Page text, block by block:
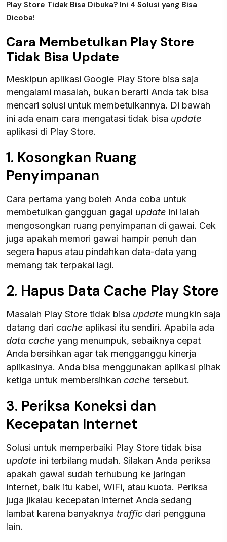
Play Store Tidak Bisa Dibuka? Ini 4 Solusi yang Bisa
Dicoba!
Cara Membetulkan Play Store
Tidak Bisa Update
Meskipun aplikasi Google Play Store bisa saja
mengalami masalah, bukan berarti Anda tak bisa
mencari solusi untuk membetulkannya. Di bawah
ini ada enam cara mengatasi tidak bisa update
aplikasi di Play Store.
1. Kosongkan Ruang
Penyimpanan
Cara pertama yang boleh Anda coba untuk
membetulkan gangguan gagal update ini ialah
mengosongkan ruang penyimpanan di gawai. Cek
juga apakah memori gawai hampir penuh dan
segera hapus atau pindahkan data-data yang
memang tak terpakai lagi.
2. Hapus Data Cache Play Store
Masalah Play Store tidak bisa update mungkin saja
datang dari cache aplikasi itu sendiri. Apabila ada
data cache yang menumpuk, sebaiknya cepat
Anda bersihkan agar tak mengganggu kinerja
aplikasinya. Anda bisa menggunakan aplikasi pihak
ketiga untuk membersihkan cache tersebut.
3. Periksa Koneksi dan
Kecepatan Internet
Solusi untuk memperbaiki Play Store tidak bisa
update ini terbilang mudah. Silakan Anda periksa
apakah gawai sudah terhubung ke jaringan
internet, baik itu kabel, WiFi, atau kuota. Periksa
juga jikalau kecepatan internet Anda sedang
lambat karena banyaknya traffic dari pengguna
lain.